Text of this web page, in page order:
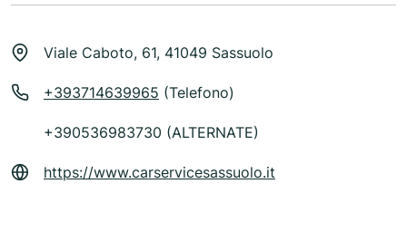
Viale Caboto, 61, 41049 Sassuolo
+393714639965 (Telefono)
+390536983730 (ALTERNATE)
https://www.carservicesassuolo.it